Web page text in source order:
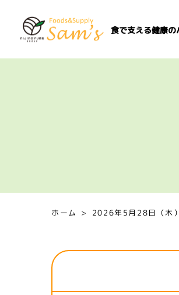
食で支える健康の
ホーム 2026年5月28日（木）